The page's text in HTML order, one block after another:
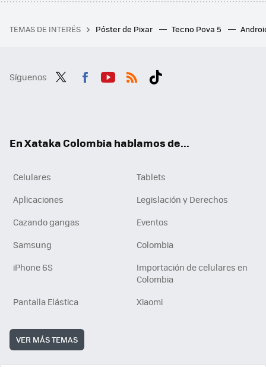
TEMAS DE INTERÉS Póster de Pixar Tecno Pova 5
Síguenos
En Xataka Colombia hablamos de...
Celulares
Tablets
Aplicaciones
Legislación y Derechos
Cazando gangas
Eventos
Samsung
Colombia
iPhone 6S
Importación de celulares en
Colombia
Pantalla Elástica
Xiaomi
VER MÁS TEMAS